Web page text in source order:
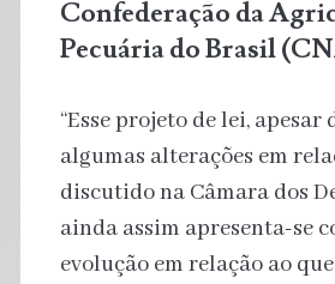
Confederação da
Pecuária do Brasil
“Esse projeto de lei, apesar
algumas alterações em
discutido na Câmara dos
ainda assim apresenta-se
evolução em relação ao